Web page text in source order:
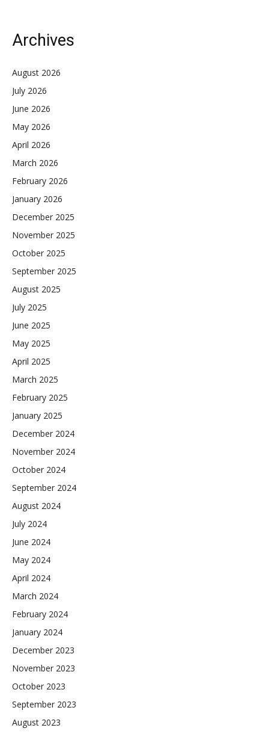
Archives
August 2026
July 2026
June 2026
May 2026
April 2026
March 2026
February 2026
January 2026
December 2025
November 2025
October 2025
September 2025
August 2025
July 2025
June 2025
May 2025
April 2025
March 2025
February 2025
January 2025
December 2024
November 2024
October 2024
September 2024
August 2024
July 2024
June 2024
May 2024
April 2024
March 2024
February 2024
January 2024
December 2023
November 2023
October 2023
September 2023
August 2023